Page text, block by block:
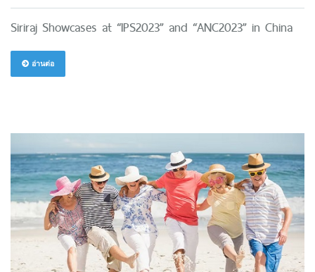
Siriraj Showcases at “IPS2023” and “ANC2023” in China
อ่านต่อ